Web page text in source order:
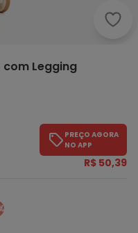
com Legging
PREÇO AGORA
NO APP
R$ 50,39